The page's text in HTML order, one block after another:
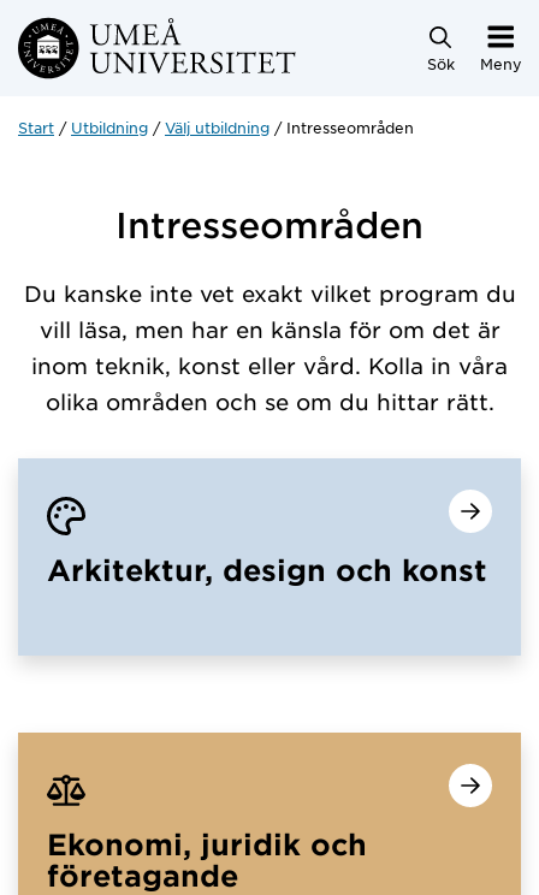
Hoppa direkt till innehållet
Sök Meny
Start Utbildning Välj utbildning Intresseområden
Intresseområden
Du kanske inte vet exakt vilket program du
vill läsa, men har en känsla för om det är
inom teknik, konst eller vård. Kolla in våra
olika områden och se om du hittar rätt.
Arkitektur, design och konst
Ekonomi, juridik och
företagande